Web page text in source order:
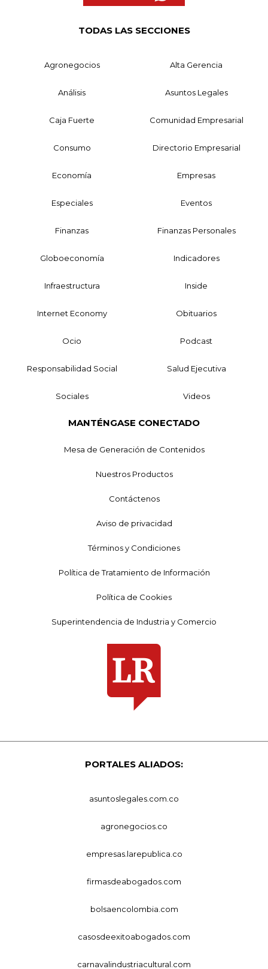
TODAS LAS SECCIONES
Agronegocios Alta Gerencia
Análisis Asuntos Legales
Caja Fuerte Comunidad Empresarial
Consumo Directorio Empresarial
Economía Empresas
Especiales Eventos
Finanzas Finanzas Personales
Globoeconomía Indicadores
Infraestructura Inside
Internet Economy Obituarios
Ocio Podcast
Responsabilidad Social Salud Ejecutiva
Sociales Videos
MANTÉNGASE CONECTADO
Mesa de Generación de Contenidos
Nuestros Productos
Contáctenos
Aviso de privacidad
Términos y Condiciones
Política de Tratamiento de Información
Política de Cookies
Superintendencia de Industria y Comercio
PORTALES ALIADOS:
asuntoslegales.com.co
agronegocios.co
empresas.larepublica.co
firmasdeabogados.com
bolsaencolombia.com
casosdeexitoabogados.com
carnavalindustriacultural.com